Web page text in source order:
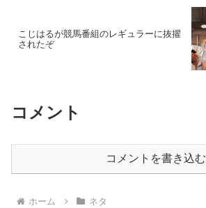
こじはるが競馬番組のレギュラーに抜擢
されたぞ
コメント
コメントを書き込む
ホーム ネタ